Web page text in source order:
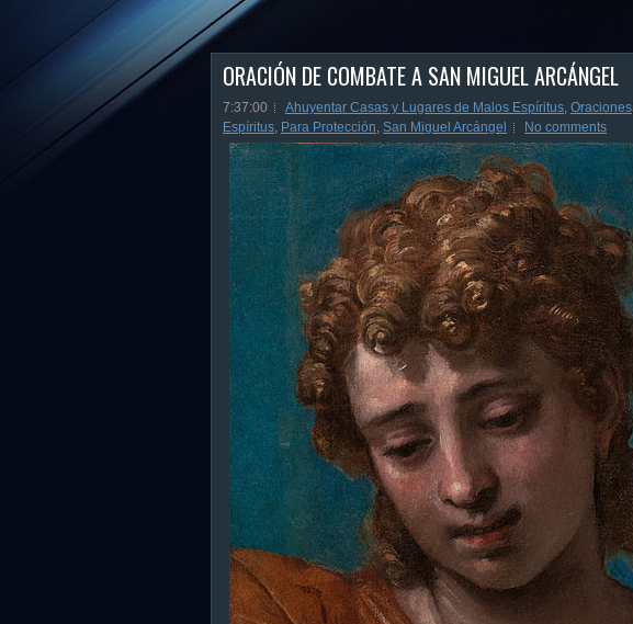
ORACIÓN DE COMBATE A SAN MIGUEL ARCÁNGEL
7:37:00 Ahuyentar Casas y Lugares de Malos Espíritus Oraciones
Espíritus Para Protección San Miguel Arcángel No comments